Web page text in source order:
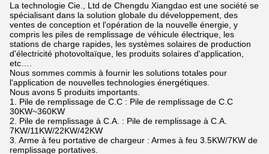
La technologie Cie., Ltd de Chengdu Xiangdao est une société se
spécialisant dans la solution globale du développement, des
ventes de conception et l'opération de la nouvelle énergie, y
compris les piles de remplissage de véhicule électrique, les
stations de charge rapides, les systèmes solaires de production
d'électricité photovoltaïque, les produits solaires d'application,
etc….
Nous sommes commis à fournir les solutions totales pour
l'application de nouvelles technologies énergétiques.
Nous avons 5 produits importants.
1. Pile de remplissage de C.C : Pile de remplissage de C.C
30KW~360KW
2. Pile de remplissage à C.A. : Pile de remplissage à C.A.
7KW/11KW/22KW/42KW
3. Arme à feu portative de chargeur : Armes à feu 3.5KW/7KW de
remplissage portatives.